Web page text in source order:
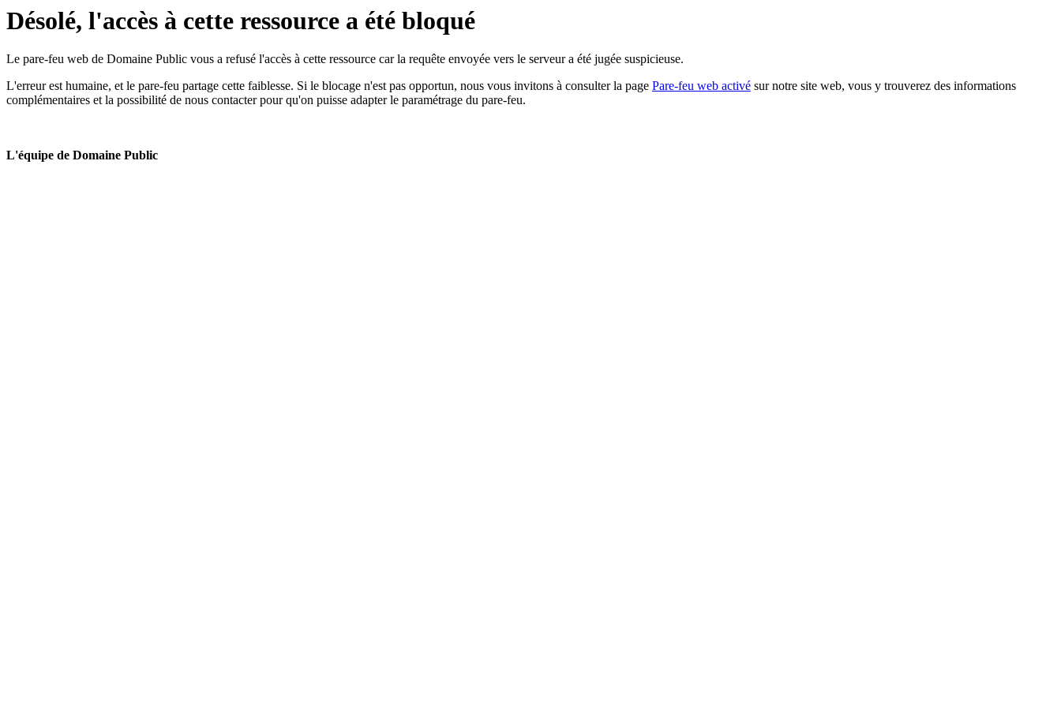
Désolé, l'accès à cette ressource a été bloqué
Le pare-feu web de Domaine Public vous a refusé l'accès à cette ressource car la requête envoyée vers le serveur a été jugée suspicieuse.
L'erreur est humaine, et le pare-feu partage cette faiblesse. Si le blocage n'est pas opportun, nous vous invitons à consulter la page Pare-feu web activé sur notre site web, vous y trouverez des informations
complémentaires et la possibilité de nous contacter pour qu'on puisse adapter le paramétrage du pare-feu.
L'équipe de Domaine Public